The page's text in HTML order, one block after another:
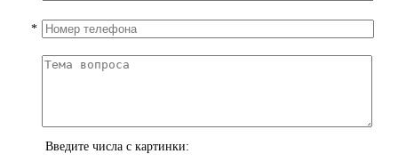
*
Введите числа с картинки: